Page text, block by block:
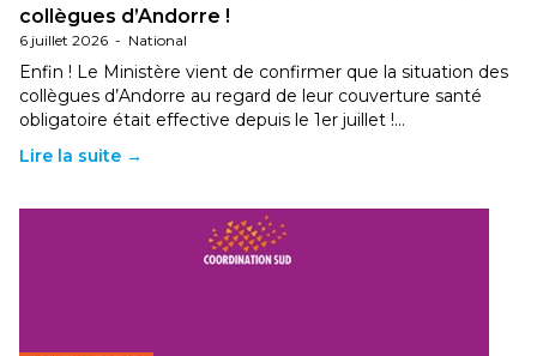
collègues d’Andorre !
6 juillet 2026 - National
Enfin ! Le Ministère vient de confirmer que la situation des
collègues d’Andorre au regard de leur couverture santé
obligatoire était effective depuis le 1er juillet !…
Lire la suite →